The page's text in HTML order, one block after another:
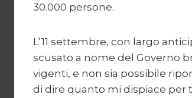
30.000 persone.
L’11 settembre, con largo
scusato a nome del Governo
vigenti, e non sia possibile
di dire quanto mi dispiace per